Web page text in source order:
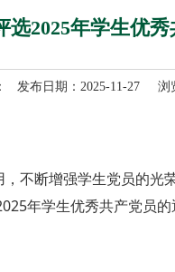
选2025年学生优
发布日期：2025-11-27 浏
不断增强学生党员的光
年学生优秀共产党员的